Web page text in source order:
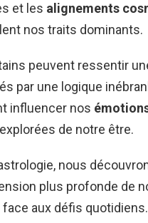
et les alignements
nos traits dominants.
peuvent ressentir
par une logique
influencer nos
de notre être.
nous
plus profonde de
aux défis